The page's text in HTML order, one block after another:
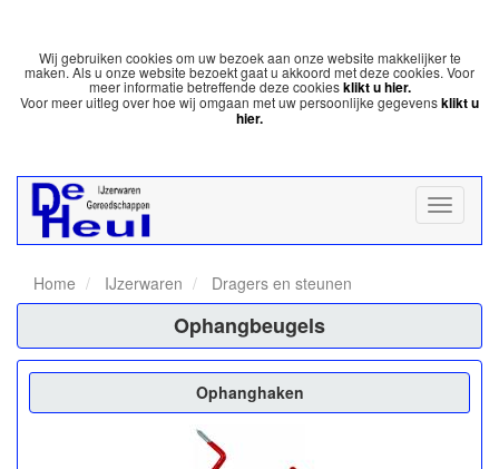
Wij gebruiken cookies om uw bezoek aan onze website makkelijker te
maken. Als u onze website bezoekt gaat u akkoord met deze cookies. Voor
meer informatie betreffende deze cookiesklikt u hier.
Voor meer uitleg over hoe wij omgaan met uw persoonlijke gegevensklikt u
hier.
Home IJzerwaren Dragers en steunen
Ophangbeugels
Ophanghaken